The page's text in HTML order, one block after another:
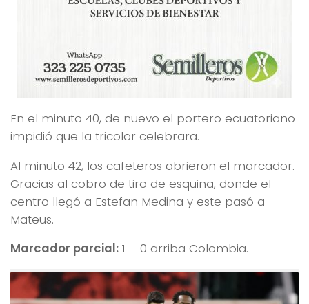
En el minuto 40, de nuevo el portero ecuatoriano
impidió que la tricolor celebrara.
Al minuto 42, los cafeteros abrieron el marcador.
Gracias al cobro de tiro de esquina, donde el
centro llegó a Estefan Medina y este pasó a
Mateus.
Marcador parcial: 1 – 0 arriba Colombia.